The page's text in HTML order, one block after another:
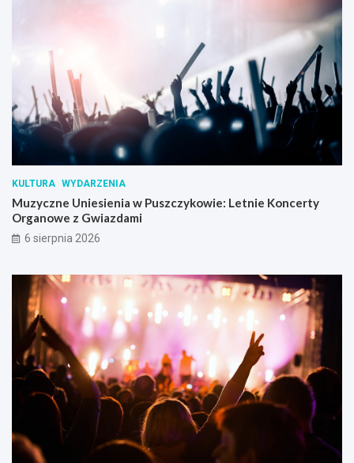
KULTURA WYDARZENIA
Muzyczne Uniesienia w Puszczykowie: Letnie Koncerty
Organowe z Gwiazdami
6 sierpnia 2026